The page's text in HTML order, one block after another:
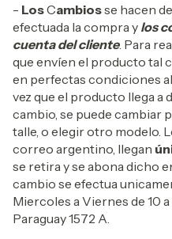
- LosCambiosse hacen
efectuada la compra y los
cuenta del cliente. Para
que envíen el producto tal
en perfectas condiciones
vez que el producto llega a
cambio, se puede cambiar
talle, o elegir otro modelo.
correo argentino, llegan
se retira y se abona dicho
cambio se efectua
Miercoles a Viernes de 10 a
Paraguay 1572 A.